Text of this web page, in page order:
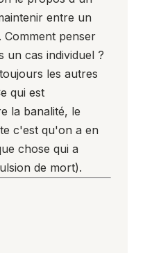
entre un
penser
un cas individuel ?
les autres
qui est
la banalité, le
c'est qu'on a en
chose qui a
de mort).